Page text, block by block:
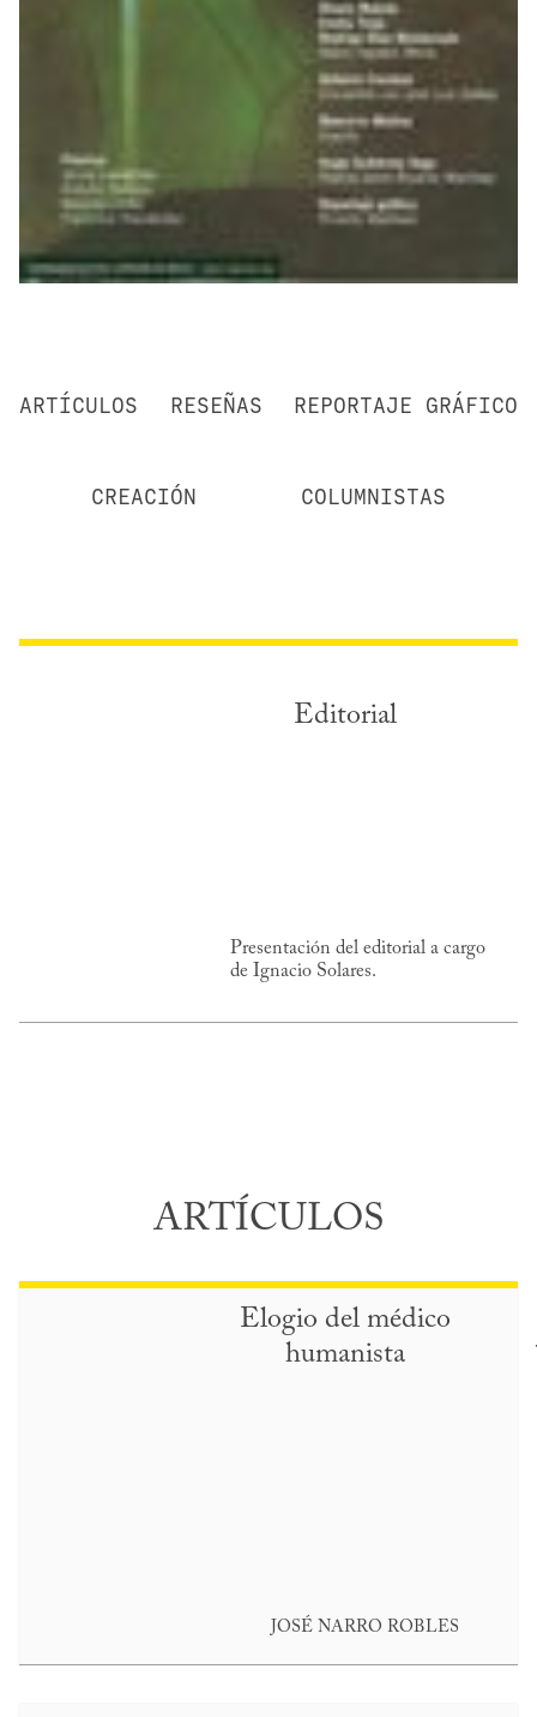
ARTÍCULOS RESEÑAS REPORTAJE GRÁFICO
CREACIÓN COLUMNISTAS
Editorial
Presentación del editorial a cargo
de Ignacio Solares.
ARTÍCULOS
Elogio del médico
humanista
JOSÉ NARRO ROBLES